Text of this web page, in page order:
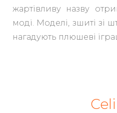
жартівливу назву
моді. Моделі, зшиті зі
нагадують плюшеві